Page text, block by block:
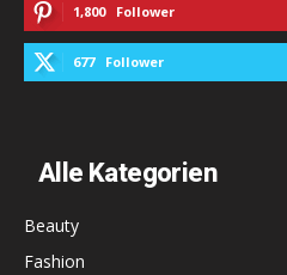
1,800 Follower
677 Follower
Alle Kategorien
Beauty
Fashion